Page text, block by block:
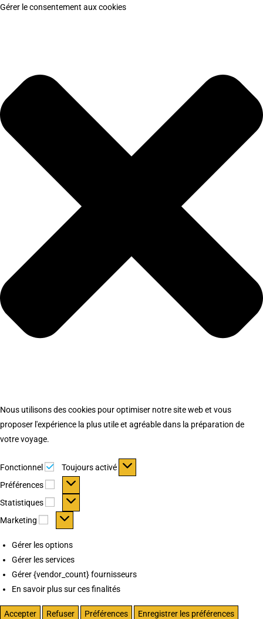
Gérer le consentement aux cookies
Nous utilisons des cookies pour optimiser notre site web et vous
proposer l'expérience la plus utile et agréable dans la préparation de
votre voyage.
Fonctionnel Fonctionnel
Toujours activé
Préférences
Préférences
Statistiques Statistiques
Marketing Marketing
Gérer les options
Gérer les services
Gérer {vendor_count} fournisseurs
En savoir plus sur ces finalités
Accepter Refuser Préférences
Enregistrer les préférences